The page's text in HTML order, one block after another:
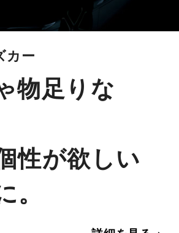
カー
物足りな
性が欲しい
。